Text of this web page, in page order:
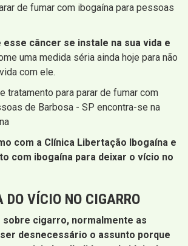
de fumar com ibogaína para pessoas
esse câncer se instale na sua vida e
uma medida séria ainda hoje para não
com ele.
tratamento para parar de fumar com
de Barbosa - SP encontra-se na
com a Clínica Libertação Ibogaína e
com ibogaína para deixar o vício no
DO VÍCIO NO CIGARRO
sobre cigarro, normalmente as
desnecessário o assunto porque